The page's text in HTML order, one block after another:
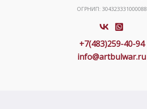
ОГРНИП: 304323331000088
+7(483)259-40-94
info@artbulwar.ru